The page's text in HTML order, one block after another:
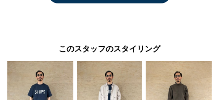
このスタッフのスタイリング